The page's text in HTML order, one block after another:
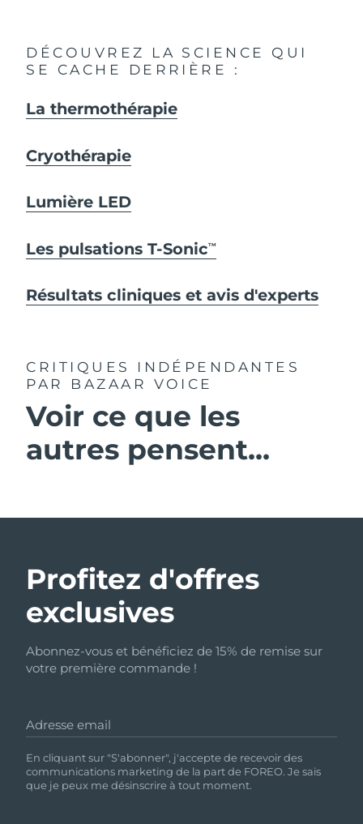
DÉCOUVREZ LA SCIENCE QUI
SE CACHE DERRIÈRE :
La thermothérapie
Cryothérapie
Lumière LED
Les pulsations T-SonicTM
Résultats cliniques et avis d'experts
CRITIQUES INDÉPENDANTES
PAR BAZAAR VOICE
Voir ce que les
autres pensent...
Profitez d'offres
exclusives
Abonnez-vous et bénéficiez de 15% de remise sur
votre première commande !
Adresse email
En cliquant sur "S'abonner", j'accepte de recevoir des
communications marketing de la part de FOREO. Je sais
que je peux me désinscrire à tout moment.